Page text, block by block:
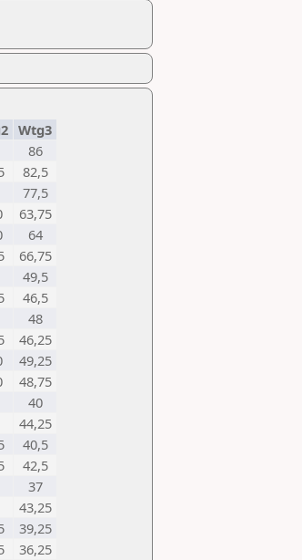
Wtg3
86
82,5
77,5
63,75
64
66,75
49,5
46,5
48
46,25
49,25
48,75
40
44,25
40,5
42,5
37
43,25
39,25
36,25